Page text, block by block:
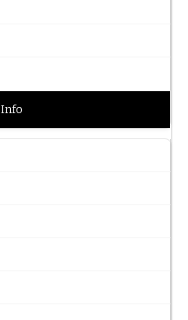
Info